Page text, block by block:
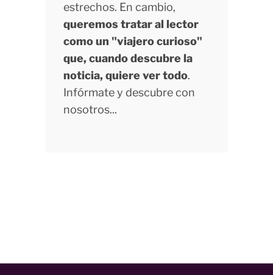
estrechos. En cambio,
queremos tratar al lector
como un "viajero curioso"
que, cuando descubre la
noticia, quiere ver todo.
Infórmate y descubre con
nosotros...